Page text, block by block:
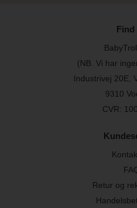
Find
(NB. Vi har
Industrivej 20E,
9310
CVR:
Retur og